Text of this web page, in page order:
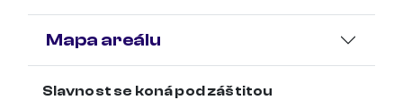
Mapa areálu
Slavnost se koná pod záštitou